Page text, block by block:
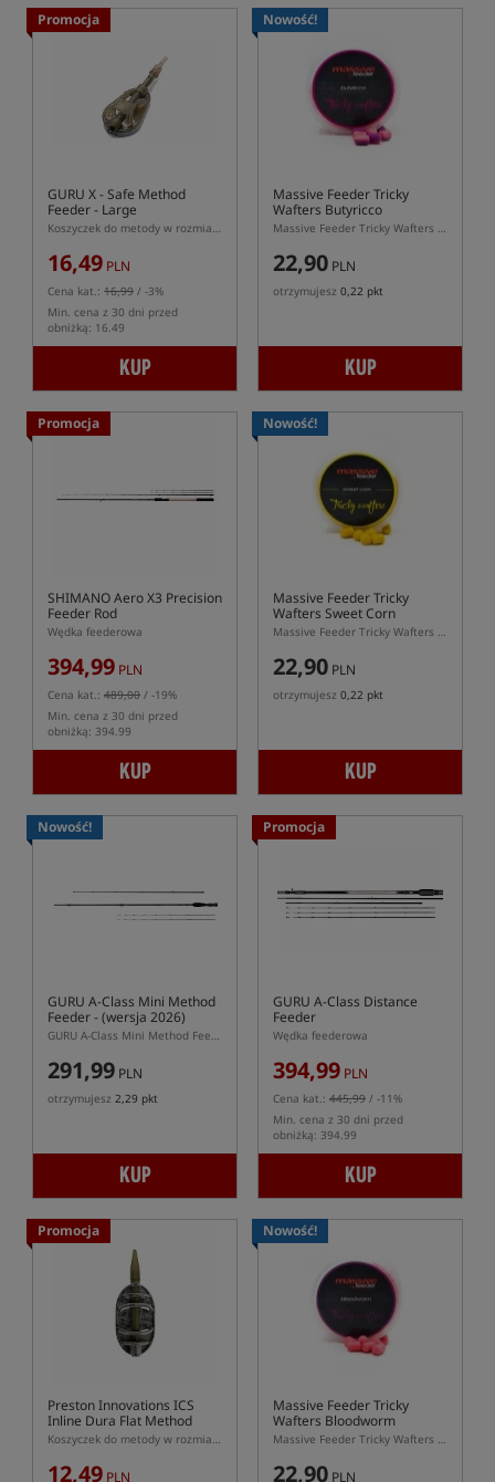
Promocja
GURU X - Safe Method
Feeder - Large
Koszyczek do metody w rozmiarze L
16,49 PLN
Cena kat.: 16,99 / -3%
Min. cena z 30 dni przed
obniżką: 16.49
KUP
Nowość!
Massive Feeder Tricky
Wafters Butyricco
Massive Feeder Tricky Wafters Butyricco 10 × 7 mm – różowo-fioletowe waftersy dumbells do feed
22,90 PLN
otrzymujesz 0,22 pkt
KUP
Promocja
SHIMANO Aero X3 Precision
Feeder Rod
Wędka feederowa
394,99 PLN
Cena kat.: 489,00 / -19%
Min. cena z 30 dni przed
obniżką: 394.99
KUP
Nowość!
Massive Feeder Tricky
Wafters Sweet Corn
Massive Feeder Tricky Wafters Sweet Corn 10 × 7 mm – żółte waftersy dumbells do feedera
22,90 PLN
otrzymujesz 0,22 pkt
KUP
Nowość!
GURU A-Class Mini Method
Feeder- (wersja 2026)
GURU A-Class Mini Method Feeder – krótka wędka do Feeder Bomb
291,99 PLN
otrzymujesz 2,29 pkt
KUP
Promocja
GURU A-Class Distance
Feeder
Wędka feederowa
394,99 PLN
Cena kat.: 445,99 / -11%
Min. cena z 30 dni przed
obniżką: 394.99
KUP
Promocja
Preston Innovations ICS
Inline Dura Flat Method
Feeder - Large
Koszyczek do metody w rozmiarze L z systemem ICS
12,49 PLN
Nowość!
Massive Feeder Tricky
Wafters Bloodworm
Massive Feeder Tricky Wafters Bloodworm 10 × 7 mm – różowe waftersy dumbells do feedera
22,90 PLN